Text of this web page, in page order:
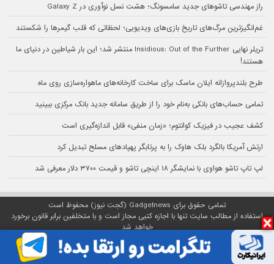
راز مهندسی تاشوهای جدید سامسونگ؛ هشت نسل نوآوری در Galaxy Z
غم‌انگیزترین مرگ‌های تاریخ بازی‌های ویدیویی؛ لحظاتی که قلب گیمرها را شکستند
تریلر نهایی Insidious: Out of the Further منتشر شد؛ این بار شیاطین در دنیای ما
هستند!
طرح بلندپروازانه ایلان ماسک برای ساخت کارخانه‌های ماهواره‌سازی روی ماه
تمامی حساب‌های بانکی به‌نام خود را از طریق سامانه جدید بانک مرکزی ببینید
کشف عجیب در فیزیک کوانتوم؛ «زمان منفی» قابل اندازه‌گیری است
ارتش آمریکا بالگرد بلک هاوک را به پرتابگر پهپادهای مسلح تبدیل کرد
لپ تاپ تاشو هواوی با نمایشگر ۱۸ اینچی تاشو و قیمت ۳۷۰۰ دلار معرفی شد
تمامی حقوق برای Gadgetnews (گجت نیوز) محفوظ است
استفاده از مطالب سایت تنها با اجازه کتبی مجاز است و با متخلفین برابر قانون برخورد
خواهد شد
پلتفرم گجت نیوز روی
سرور اختصاصیمبین هاست میزبانی می‌شود